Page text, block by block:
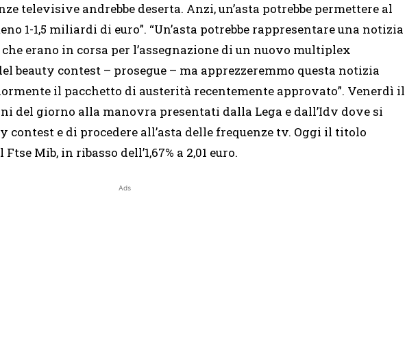
televisive andrebbe deserta. Anzi, un’asta potrebbe permettere al
1-1,5 miliardi di euro”. “Un’asta potrebbe rappresentare una notizia
erano in corsa per l’assegnazione di un nuovo multiplex
beauty contest – prosegue – ma apprezzeremmo questa notizia
il pacchetto di austerità recentemente approvato”. Venerdì il
del giorno alla manovra presentati dalla Lega e dall’Idv dove si
contest e di procedere all’asta delle frequenze tv. Oggi il titolo
Mib, in ribasso dell’1,67% a 2,01 euro.
Ads